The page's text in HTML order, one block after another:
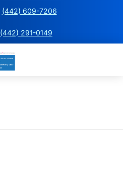
(442) 291-0149
(442) 609-7206